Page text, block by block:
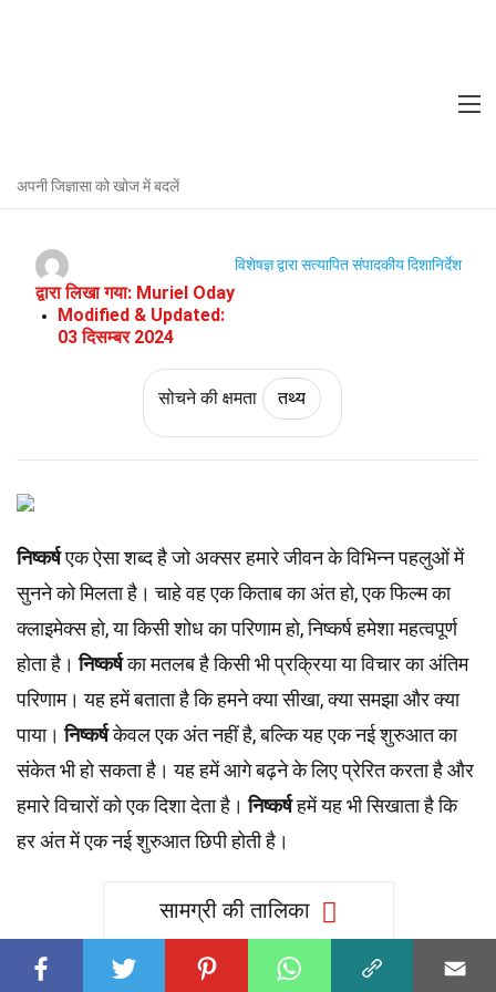
अपनी जिज्ञासा को खोज में बदलेंनिष्कर्ष के बारे में 26 तथ्य
द्वारा लिखा गया: Muriel Oday
Modified & Updated:
03 दिसम्बर 2024
विशेषज्ञ द्वारा सत्यापित संपादकीय दिशानिर्देश
सोचने की क्षमता तथ्य
निष्कर्षएक ऐसा शब्द है जो अक्सर हमारे जीवन के विभिन्न पहलुओं में
सुनने को मिलता है। चाहे वह एक किताब का अंत हो, एक फिल्म का
क्लाइमेक्स हो, या किसी शोध का परिणाम हो, निष्कर्ष हमेशा महत्वपूर्ण
होता है।निष्कर्षका मतलब है किसी भी प्रक्रिया या विचार का अंतिम
परिणाम। यह हमें बताता है कि हमने क्या सीखा, क्या समझा और क्या
पाया।निष्कर्षकेवल एक अंत नहीं है, बल्कि यह एक नई शुरुआत का
संकेत भी हो सकता है। यह हमें आगे बढ़ने के लिए प्रेरित करता है और
हमारे विचारों को एक दिशा देता है।निष्कर्षहमें यह भी सिखाता है कि
हर अंत में एक नई शुरुआत छिपी होती है।
सामग्री की तालिका